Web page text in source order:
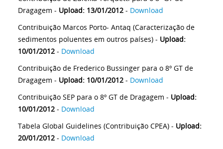
Dragagem - Upload: 13/01/2012 - Download
Contribuição Marcos Porto- Antaq (Caracterização de
sedimentos poluentes em outros países) - Upload:
10/01/2012 - Download
Contribuição de Frederico Bussinger para o 8º GT de
Dragagem - Upload: 10/01/2012 - Download
Contribuição SEP para o 8º GT de Dragagem - Upload:
10/01/2012 - Download
Tabela Global Guidelines (Contribuição CPEA) - Upload:
20/01/2012 - Download